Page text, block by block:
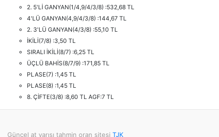
2. 5'Lİ GANYAN(1/4,9/4/3/8) :532,68 TL
4'LÜ GANYAN(4,9/4/3/8) :144,67 TL
2. 3'LÜ GANYAN(4/3/8) :55,10 TL
İKİLİ(7/8) :3,50 TL
SIRALI İKİLİ(8/7) :6,25 TL
ÜÇLÜ BAHİS(8/7/9) :171,85 TL
PLASE(7) :1,45 TL
PLASE(8) :1,45 TL
8. ÇİFTE(3/8) :8,60 TL AGF:7 TL
Güncel at yarışı tahmin oran sitesi TJK